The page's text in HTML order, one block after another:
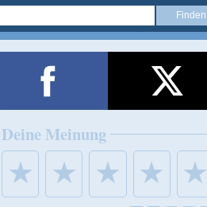
Deine Meinung
★ ★ ★ ★ ★